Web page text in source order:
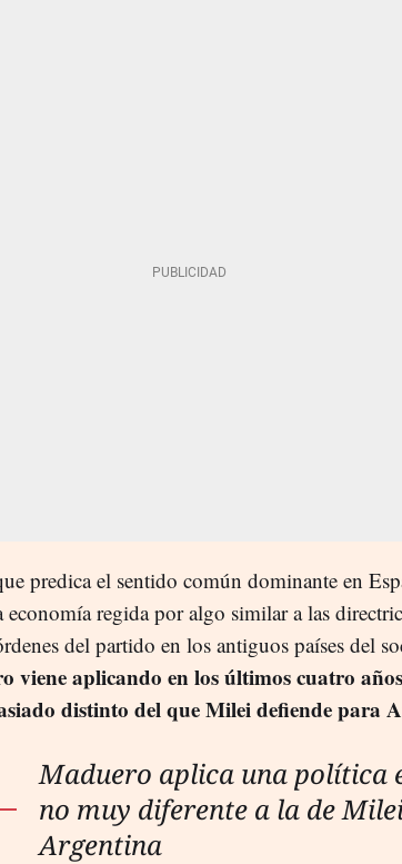
predica el sentido común dominante en
economía regida por algo similar a las
del partido en los antiguos países del
viene aplicando en los últimos cuatro
distinto del que Milei defiende para
Maduero aplica una política
no muy diferente a la de
Argentina